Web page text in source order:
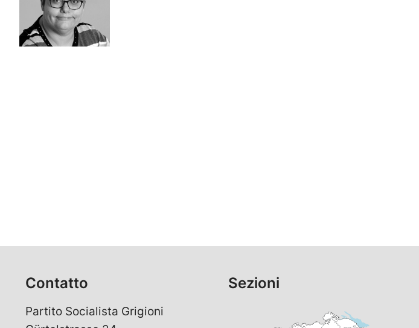
Contatto
Partito Socialista Grigioni
Sezioni